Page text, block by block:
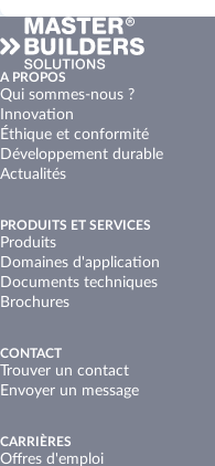
A PROPOS
Qui sommes-nous ?
Innovation
Éthique et conformité
Développement durable
Actualités
PRODUITS ET SERVICES
Produits
Domaines d'application
Documents techniques
Brochures
CONTACT
Trouver un contact
Envoyer un message
CARRIÈRES
Offres d'emploi